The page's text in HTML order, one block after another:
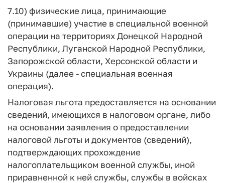
7.10) физические лица, принимающие
(принимавшие) участие в специальной военной
операции на территориях Донецкой Народной
Республики, Луганской Народной Республики,
Запорожской области, Херсонской области и
Украины (далее - специальная военная
операция).
Налоговая льгота предоставляется на основании
сведений, имеющихся в налоговом органе, либо
на основании заявления о предоставлении
налоговой льготы и документов (сведений),
подтверждающих прохождение
налогоплательщиком военной службы, иной
приравненной к ней службы, службы в войсках